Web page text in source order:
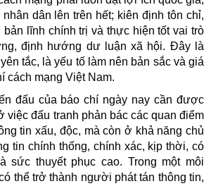
dân lên trên hết; kiên định tôn chỉ,
lĩnh chính trị và thực hiện tốt vai trò
định hướng dư luận xã hội. Đây là
tắc, là yếu tố làm nên bản sắc và giá
cách mạng Việt Nam.
đấu của báo chí ngày nay cần được
việc đấu tranh phản bác các quan điểm
tin xấu, độc, mà còn ở khả năng chủ
tin chính thống, chính xác, kịp thời, có
sức thuyết phục cao. Trong một môi
thể trở thành người phát tán thông tin,